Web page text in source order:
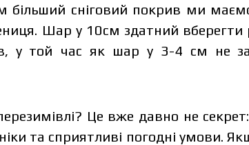
більший сніговий покрив ми
Шар у 10см здатний вберегти
у той час як шар у 3-4 см не
Це вже давно не секрет:
та сприятливі погодні умови.